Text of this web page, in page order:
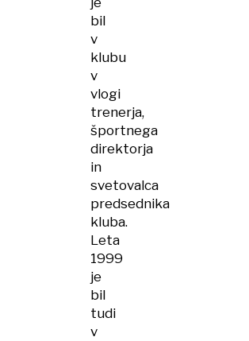
bil
v
klubu
v
vlogi
trenerja,
športnega
direktorja
in
svetovalca
predsednika
kluba.
Leta
1999
je
bil
tudi
v